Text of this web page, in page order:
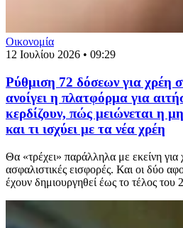
Οικονομία
12 Ιουλίου 2026 • 09:29
Ρύθμιση 72 δόσεων για χρέη
ανοίγει η πλατφόρμα για
κερδίζουν, πώς μειώνεται η
και τι ισχύει με τα νέα χρέη
Θα «τρέχει» παράλληλα με εκείνη
ασφαλιστικές εισφορές. Και οι δύο
έχουν δημιουργηθεί έως το τέλος του